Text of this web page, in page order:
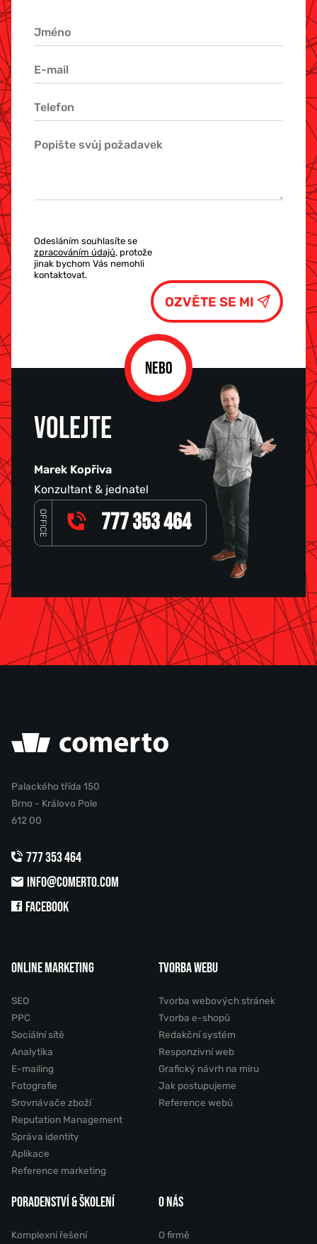
Odesláním souhlasíte se
zpracováním údajů, protože
jinak bychom Vás nemohli
kontaktovat.
NEBO
VOLEJTE
Marek Kopřiva
Konzultant & jednatel
OFFICE 777 353 464
Palackého třída 150
Brno - Královo Pole
612 00
777 353 464
INFO@COMERTO.COM
FACEBOOK
ONLINE MARKETING
SEO
PPC
Sociální sítě
Analytika
E-mailing
Fotografie
Srovnávače zboží
Reputation Management
Správa identity
Aplikace
Reference marketing
TVORBA WEBU
Tvorba webových stránek
Tvorba e-shopů
Redakční systém
Responzivní web
Grafický návrh na míru
Jak postupujeme
Reference webů
PORADENSTVÍ & ŠKOLENÍ
Komplexní řešení
O NÁS
O firmě